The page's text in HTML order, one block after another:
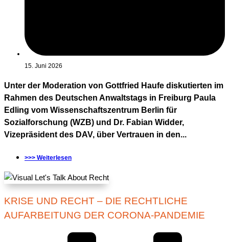
15. Juni 2026
Unter der Moderation von Gottfried Haufe diskutierten im
Rahmen des Deutschen Anwaltstags in Freiburg Paula
Edling vom Wissenschaftszentrum Berlin für
Sozialforschung (WZB) und Dr. Fabian Widder,
Vizepräsident des DAV, über Vertrauen in den...
>>> Weiterlesen
KRISE UND RECHT – DIE RECHTLICHE
AUFARBEITUNG DER CORONA-PANDEMIE